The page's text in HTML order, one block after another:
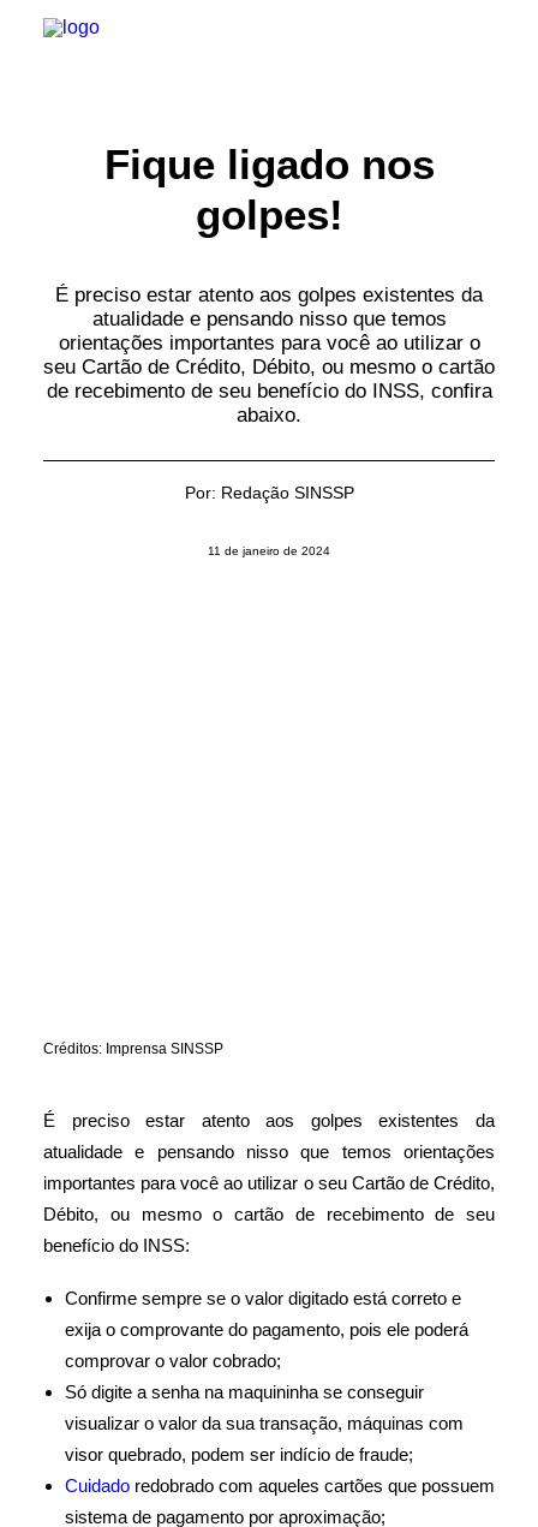
SPPREV
PREVIDÊNCIA
Fique ligado nos
golpes!
É preciso estar atento aos golpes existentes da
atualidade e pensando nisso que temos
orientações importantes para você ao utilizar o
seu Cartão de Crédito, Débito, ou mesmo o cartão
de recebimento de seu benefício do INSS, confira
abaixo.
Por: Redação SINSSP
11 de janeiro de 2024
Créditos: Imprensa SINSSP
É preciso estar atento aos golpes existentes da
atualidade e pensando nisso que temos orientações
importantes para você ao utilizar o seu Cartão de Crédito,
Débito, ou mesmo o cartão de recebimento de seu
benefício do INSS:
Confirme sempre se o valor digitado está correto e
exija o comprovante do pagamento, pois ele poderá
comprovar o valor cobrado;
Só digite a senha na maquininha se conseguir
visualizar o valor da sua transação, máquinas com
visor quebrado, podem ser indício de fraude;
Cuidado redobrado com aqueles cartões que possuem
sistema de pagamento por aproximação;